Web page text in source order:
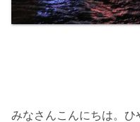
みなさんこんにちは。ひ